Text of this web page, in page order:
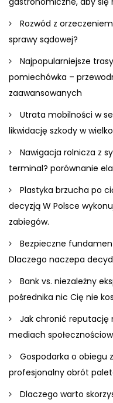
Rozwód z
sprawy sądowej?
Najpopularniejsze
pomiechówka –
zaawansowanych
Utrata mobilności w
likwidację szkody w
Nawigacja rolnicza z
terminal? porównanie
Plastyka brzucha po
decyzją W Polsce
zabiegów.
Bezpieczne
Dlaczego naczepa
Bank vs. niezależny
pośrednika nic Cię nie
Jak chronić reputację
mediach
Gospodarka o obiegu
profesjonalny obrót
Dlaczego warto